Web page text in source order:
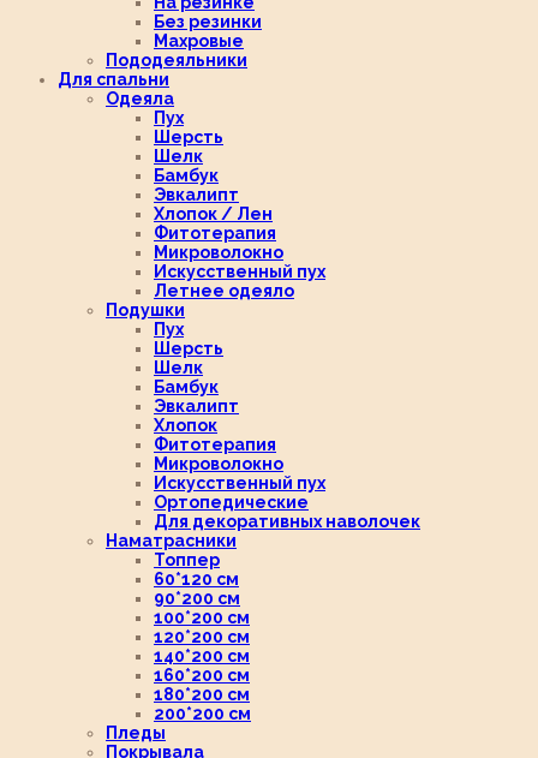
Без резинки
Махровые
Пододеяльники
Для спальни
Одеяла
Пух
Шерсть
Шелк
Бамбук
Эвкалипт
Хлопок / Лен
Фитотерапия
Микроволокно
Искусственный пух
Летнее одеяло
Подушки
Пух
Шерсть
Шелк
Бамбук
Эвкалипт
Хлопок
Фитотерапия
Микроволокно
Искусственный пух
Ортопедические
Для декоративных наволочек
Наматрасники
Топпер
60*120 см
90*200 см
100*200 см
120*200 см
140*200 см
160*200 см
180*200 см
200*200 см
Пледы
Покрывала